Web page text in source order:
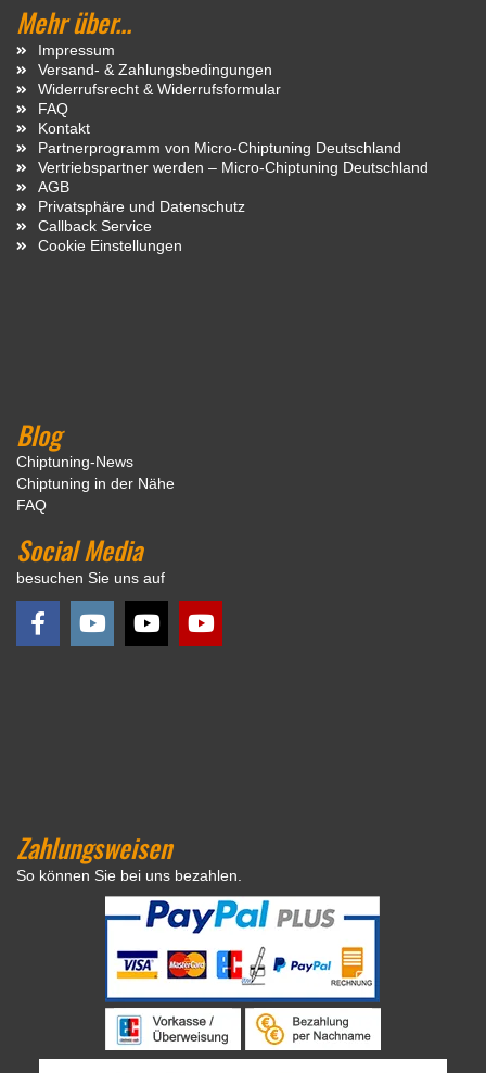
Mehr über...
Impressum
Versand- & Zahlungsbedingungen
Widerrufsrecht & Widerrufsformular
FAQ
Kontakt
Partnerprogramm von Micro-Chiptuning Deutschland
Vertriebspartner werden – Micro-Chiptuning Deutschland
AGB
Privatsphäre und Datenschutz
Callback Service
Cookie Einstellungen
Blog
Chiptuning-News
Chiptuning in der Nähe
FAQ
Social Media
besuchen Sie uns auf
Zahlungsweisen
So können Sie bei uns bezahlen.